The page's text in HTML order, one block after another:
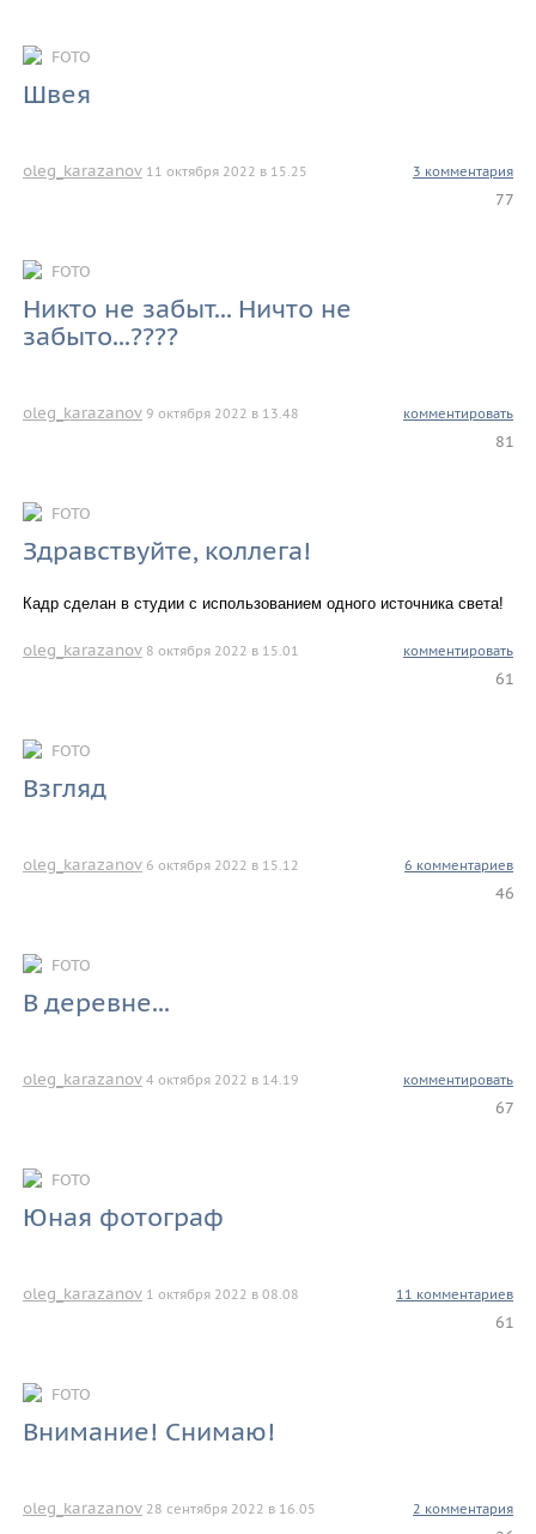
FOTO
Швея
oleg_karazanov 11 октября 2022 в 15.25 3 комментария
77
FOTO
Никто не забыт... Ничто не
забыто...????
oleg_karazanov 9 октября 2022 в 13.48 комментировать
81
FOTO
Здравствуйте, коллега!
Кадр сделан в студии с использованием одного источника света!
oleg_karazanov 8 октября 2022 в 15.01 комментировать
61
FOTO
Взгляд
oleg_karazanov 6 октября 2022 в 15.12 6 комментариев
46
FOTO
В деревне...
oleg_karazanov 4 октября 2022 в 14.19 комментировать
67
FOTO
Юная фотограф
oleg_karazanov 1 октября 2022 в 08.08 11 комментариев
61
FOTO
Внимание! Снимаю!
oleg_karazanov 28 сентября 2022 в 16.05 2 комментария